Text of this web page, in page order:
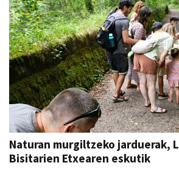
Naturan murgiltzeko jarduerak,
Bisitarien Etxearen eskutik